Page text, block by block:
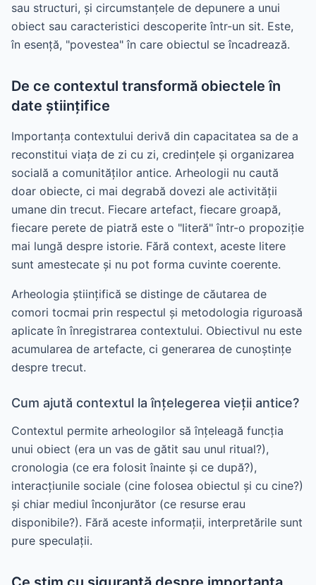
sau structuri, și circumstanțele de depunere a unui
obiect sau caracteristici descoperite într-un sit. Este,
în esență, "povestea" în care obiectul se încadrează.
De ce contextul transformă obiectele în
date științifice
Importanța contextului derivă din capacitatea sa de a
reconstitui viața de zi cu zi, credințele și organizarea
socială a comunităților antice. Arheologii nu caută
doar obiecte, ci mai degrabă dovezi ale activității
umane din trecut. Fiecare artefact, fiecare groapă,
fiecare perete de piatră este o "literă" într-o propoziție
mai lungă despre istorie. Fără context, aceste litere
sunt amestecate și nu pot forma cuvinte coerente.
Arheologia științifică se distinge de căutarea de
comori tocmai prin respectul și metodologia riguroasă
aplicate în înregistrarea contextului. Obiectivul nu este
acumularea de artefacte, ci generarea de cunoștințe
despre trecut.
Cum ajută contextul la înțelegerea vieții antice?
Contextul permite arheologilor să înțeleagă funcția
unui obiect (era un vas de gătit sau unul ritual?),
cronologia (ce era folosit înainte și ce după?),
interacțiunile sociale (cine folosea obiectul și cu cine?)
și chiar mediul înconjurător (ce resurse erau
disponibile?). Fără aceste informații, interpretările sunt
pure speculații.